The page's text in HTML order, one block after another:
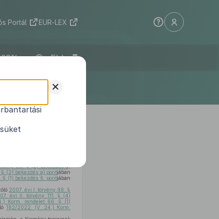
Portál EUR-LEX
ELI
rendészeti
86. § (2) bekezdés a)
§ (2) bekezdés a) pontjában
(1) bekezdés 6. pontjában
2007. évi I. törvény 86. §
évi II. törvény 111. § (4)
Korm. rendelet 66. § (1)
182/2022. (V. 24.) Korm.
+